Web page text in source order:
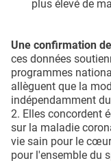
plus élevé de
Une confirmation
ces données
programmes
allèguent que la
indépendamment
2. Elles concordent
sur la maladie
vie sain pour le
pour l'ensemble du